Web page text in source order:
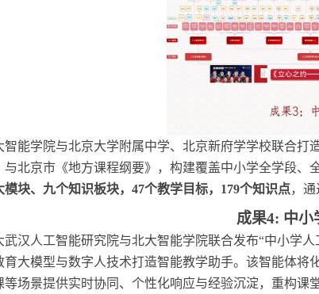
智能学院与北京大学附属中学、北京新府学学校联合打
与北京市《地方课程纲要》，构建覆盖中小学全学段、
模块、九个知识板块， 47个教学目标，179个知识点，通
成果4: 中小
武汉人工智能研究院与北大智能学院联合发布“中小学
育大模型与数字人技术打造智能教学助手。该智能体将
等场景提供实时协同、个性化响应与经验沉淀，重构课